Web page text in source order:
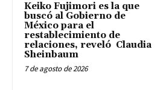
Keiko Fujimori es la que
buscó al Gobierno de
México para el
restablecimiento de
relaciones, reveló Claudia
Sheinbaum
7 de agosto de 2026